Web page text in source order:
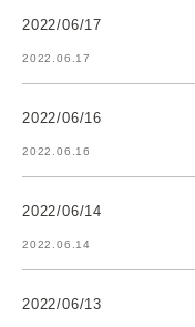
2022/06/17
2022.06.17
2022/06/16
2022.06.16
2022/06/14
2022.06.14
2022/06/13